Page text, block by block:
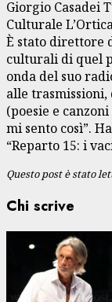
Giorgio Casadei
Culturale
È stato direttore
culturali di quel
onda del suo
alle trasmissioni,
(poesie e
mi sento così”.
“Reparto 15: i
Questo post è stato
Chi scrive